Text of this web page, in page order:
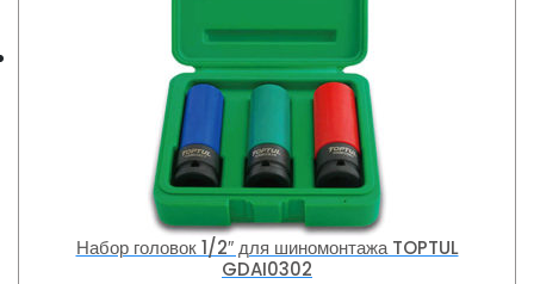
Набор головок 1/2″ для шиномонтажа TOPTUL
GDAI0302